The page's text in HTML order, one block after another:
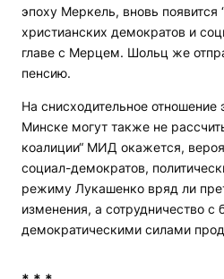
эпоху Меркель, вновь появится
христианских демократов и
главе с Мерцем. Шольц же
пенсию.
На снисходительное отношение
Минске могут также не
коалиции“ МИД окажется,
социал-демократов,
режиму Лукашенко вряд ли
изменения, а сотрудничество с
демократическими силами